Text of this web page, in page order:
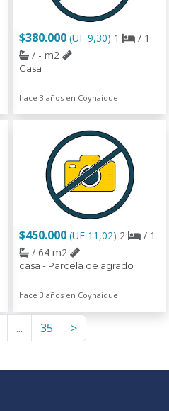
$380.000 (UF 9,30) 1
/ 1
/ - m2
Casa
hace 3 años en Coyhaique
$450.000 (UF 11,02) 2
/ 1
/ 64 m2
casa - Parcela de agrado
hace 3 años en Coyhaique
... 35 >